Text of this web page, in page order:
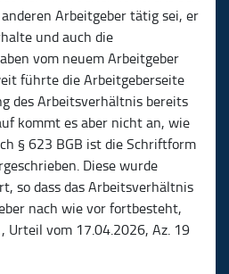
Arbeitgeber tätig sei, er
und auch die
vom neuem Arbeitgeber
führte die Arbeitgeberseite
des Arbeitsverhältnis bereits
kommt es aber nicht an, wie
§ 623 BGB ist die Schriftform
Diese wurde
so dass das Arbeitsverhältnis
nach wie vor fortbesteht,
Urteil vom 17.04.2026, Az. 19